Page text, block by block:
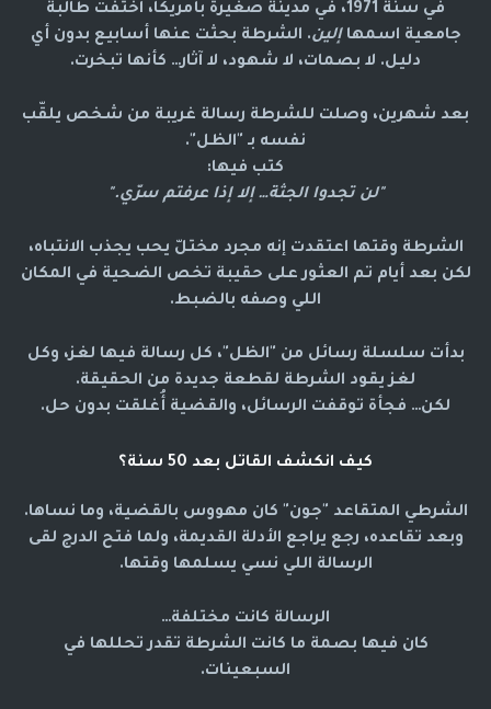
في سنة 1971، في مدينة صغيرة بأمريكا، اختفت طالبة
جامعية اسمهاإلين. الشرطة بحثت عنها أسابيع بدون أي
دليل. لا بصمات، لا شهود، لا آثار… كأنها تبخرت.
بعد شهرين، وصلت للشرطة رسالة غريبة من شخص يلقّب
نفسه بـ "الظل" .
كتب فيها:
"لن تجدوا الجثة… إلا إذا عرفتم سرّي."
الشرطة وقتها اعتقدت إنه مجرد مختلّ يحب يجذب الانتباه،
لكن بعد أيام تم العثور على حقيبة تخص الضحية في المكان
اللي وصفه بالضبط.
بدأت سلسلة رسائل من "الظل"، كل رسالة فيها لغز، وكل
لغز يقود الشرطة لقطعة جديدة من الحقيقة.
لكن… فجأة توقفت الرسائل، والقضية أُغلقت بدون حل.
كيف انكشف القاتل بعد 50 سنة؟
الشرطي المتقاعد "جون" كان مهووس بالقضية، وما نساها.
وبعد تقاعده، رجع يراجع الأدلة القديمة، ولما فتح الدرج لقى
الرسالة اللي نسي يسلمها وقتها.
الرسالة كانت مختلفة…
كان فيها بصمة ما كانت الشرطة تقدر تحللها في
السبعينات.